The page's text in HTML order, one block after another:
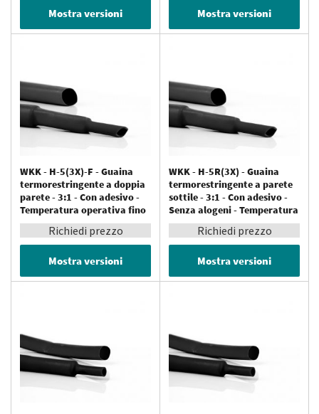
Mostra versioni Mostra versioni
WKK - H-5(3X)-F - Guaina
termorestringente a doppia
parete - 3:1 - Con adesivo -
Temperatura operativa fino
a 125 °C
Richiedi prezzo
Mostra versioni
WKK - H-5R(3X) - Guaina
termorestringente a parete
sottile - 3:1 - Con adesivo -
Senza alogeni - Temperatura
operativa fino a 125 °C
Richiedi prezzo
Mostra versioni